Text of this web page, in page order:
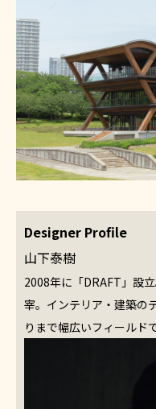
Designer Profile
山下泰樹
2008年に「DRAFT」設
宰。インテリア・建築の
りまで幅広いフィールド